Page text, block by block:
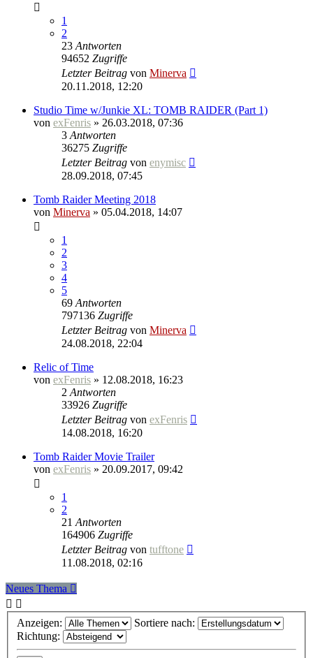
1
2
23 Antworten
94652 Zugriffe
Letzter Beitrag von Minerva
20.11.2018, 12:20
Studio Time w/Junkie XL: TOMB RAIDER (Part 1)
von exFenris » 26.03.2018, 07:36
3 Antworten
36275 Zugriffe
Letzter Beitrag von enymisc
28.09.2018, 07:45
Tomb Raider Meeting 2018
von Minerva » 05.04.2018, 14:07
1
2
3
4
5
69 Antworten
797136 Zugriffe
Letzter Beitrag von Minerva
24.08.2018, 22:04
Relic of Time
von exFenris » 12.08.2018, 16:23
2 Antworten
33926 Zugriffe
Letzter Beitrag von exFenris
14.08.2018, 16:20
Tomb Raider Movie Trailer
von exFenris » 20.09.2017, 09:42
1
2
21 Antworten
164906 Zugriffe
Letzter Beitrag von tufftone
11.08.2018, 02:16
Neues Thema
Anzeigen:
Sortiere nach:
Richtung: